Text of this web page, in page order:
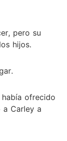
pero su
hijos.
ofrecido
Carley a